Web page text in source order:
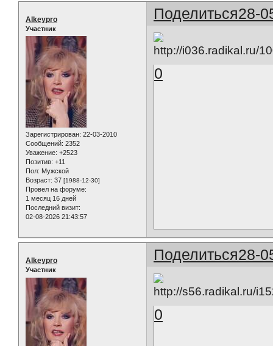
Поделиться28-
Alkeypro
Участник
Зарегистрирован: 22-03-2010
Сообщений: 2352
Уважение: +2523
Позитив: +11
Пол: Мужской
Возраст: 37 [1988-12-30]
Провел на форуме:
1 месяц 16 дней
Последний визит:
02-08-2026 21:43:57
0
Поделиться28-
Alkeypro
Участник
0